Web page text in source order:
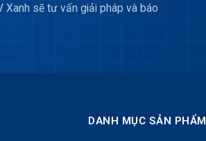
sẽ tư vấn giải pháp và báo
DANH MỤC SẢN PHẨM